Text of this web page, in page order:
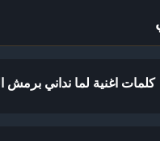
كلمات اغنية لما نداني برمش